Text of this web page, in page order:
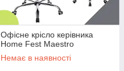
Офісне крісло керівника
Home Fest Maestro
Немає в наявності